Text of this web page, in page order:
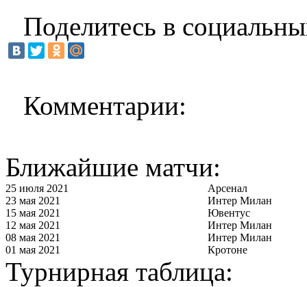
Поделитесь в
Комментарии:
Ближайшие матчи:
25 июля 2021
Арсенал
23 мая 2021
Интер Милан
15 мая 2021
Ювентус
12 мая 2021
Интер Милан
08 мая 2021
Интер Милан
01 мая 2021
Кротоне
Турнирная таблица: